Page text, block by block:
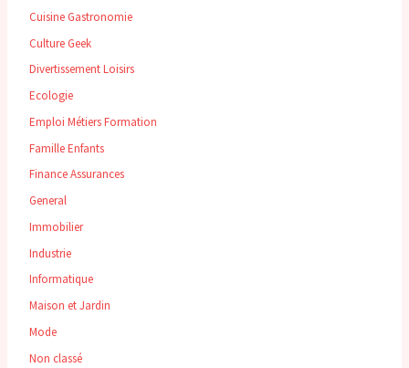
Cuisine Gastronomie
Culture Geek
Divertissement Loisirs
Ecologie
Emploi Métiers Formation
Famille Enfants
Finance Assurances
General
Immobilier
Industrie
Informatique
Maison et Jardin
Mode
Non classé